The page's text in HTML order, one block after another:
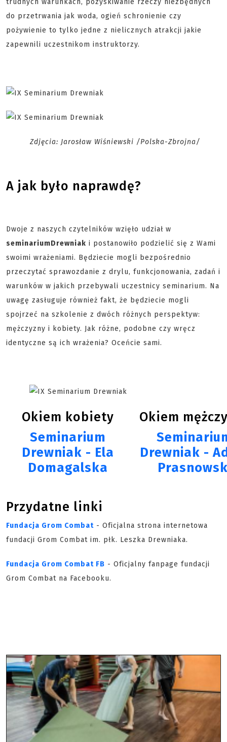
trudnych warunkach, pozyskiwanie rzeczy niezbędnych
do przetrwania jak woda, ogień schronienie czy
pożywienie to tylko jedne z nielicznych atrakcji jakie
zapewnili uczestnikom instruktorzy.
Zdjęcia: Jarosław Wiśniewski /Polska-Zbrojna/
A jak było naprawdę?
Dwoje z naszych czytelników wzięło udział w
seminariumDrewniak i postanowiło podzielić się z Wami
swoimi wrażeniami. Będziecie mogli bezpośrednio
przeczytać sprawozdanie z drylu, funkcjonowania, zadań i
warunków w jakich przebywali uczestnicy seminarium. Na
uwagę zasługuje również fakt, że będziecie mogli
spojrzeć na szkolenie z dwóch różnych perspektyw:
mężczyzny i kobiety. Jak różne, podobne czy wręcz
identyczne są ich wrażenia? Oceńcie sami.
Okiem kobiety
Okiem
Seminarium
Drewniak - Ela
Domagalska
Drewniak -
Przydatne linki
Fundacja Grom Combat - Oficjalna strona internetowa
fundacji Grom Combat im. płk. Leszka Drewniaka.
Fundacja Grom Combat FB - Oficjalny fanpage fundacji
Grom Combat na Facebooku.